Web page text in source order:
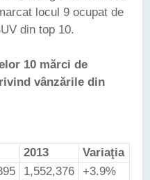
locul 9 ocupat de
din top 10.
10 mărci de
vânzările din
2013
Variaţia
1,552,376
+3.9%